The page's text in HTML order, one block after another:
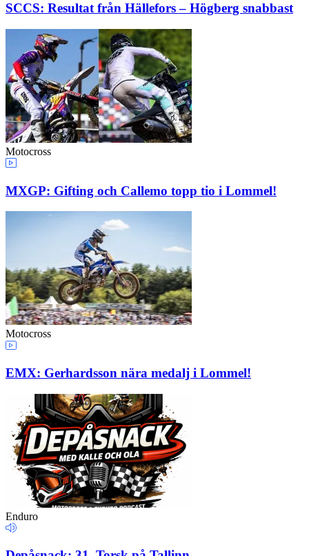
SCCS: Resultat från Hällefors – Högberg snabbast
Motocross
MXGP: Gifting och Callemo topp tio i Lommel!
Motocross
EMX: Gerhardsson nära medalj i Lommel!
Enduro